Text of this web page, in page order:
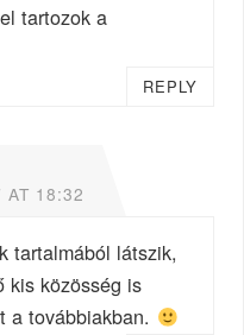
tartozok a
REPLY
AT 18:32
tartalmából látszik,
kis közösség is
a továbbiakban.